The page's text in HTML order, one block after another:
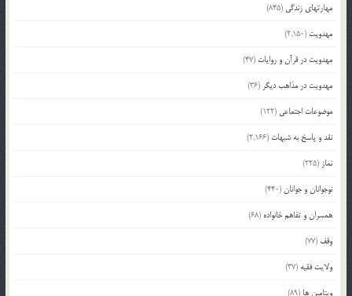
مهارتهای زندگی (845)
مهدویت (2,150)
مهدویت در قرآن و روایات (47)
مهدویت در مذاهب دیگر (36)
موضوعات اجتماعی (122)
نقد و پاسخ به شبهات (2,166)
نماز (225)
نوجوانان و جوانان(440)
همسران و تفاهم خانواده (68)
وقف (77)
ولایت فقیه (37)